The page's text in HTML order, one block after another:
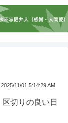
2025/11/01 5:14:29 AM
切りの良い日